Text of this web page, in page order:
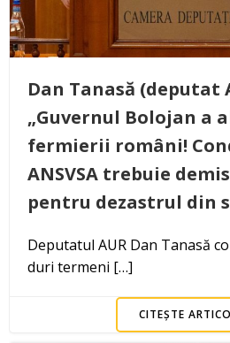
Dan Tanasă (deputat
„Guvernul Bolojan a
fermierii români!
ANSVSA trebuie
pentru dezastrul din
Deputatul AUR Dan Tanasă
duri termeni […]
CITEȘTE